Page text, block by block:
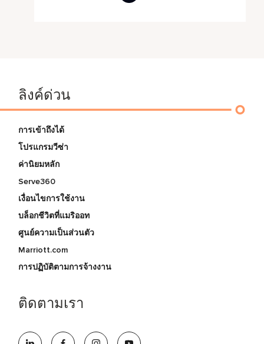
ลิงค์ด่วน
การเข้าถึงได้
โปรแกรมวีซ่า
ค่านิยมหลัก
Serve360
เงื่อนไขการใช้งาน
บล็อกชีวิตที่แมริออท
ศูนย์ความเป็นส่วนตัว
Marriott.com
การปฏิบัติตามการจ้างงาน
ติดตามเรา